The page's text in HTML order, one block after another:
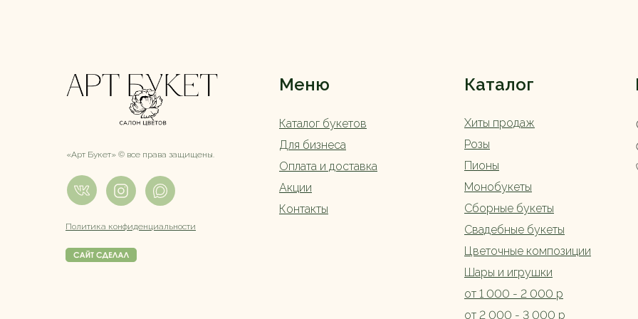
Меню Каталог
Каталог букетов
Политика конфиденциальности
Оплата и доставка
Сборные букеты
Свадебные букеты
«Арт Букет» ©️ все права защищены.
Для бизнеса
Хиты продаж
Монобукеты
Цветочные композиции
Акции
Контакты
Шары и игрушки
от 1 000 - 2 000 р
от 2 000 - 3 000 р
Розы
Пионы